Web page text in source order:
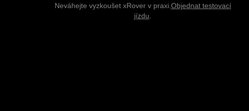
Neváhejte vyzkoušet xRover v praxi. Objednat testovací
jízdu